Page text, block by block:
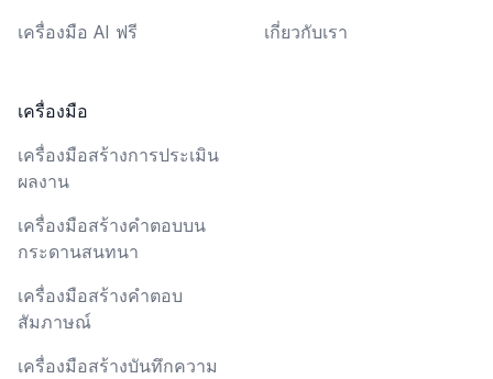
เครื่องมือ AI ฟรี
เครื่องมือ
เครื่องมือสร้างการประเมิน
ผลงาน
เครื่องมือสร้างคำตอบบน
กระดานสนทนา
เครื่องมือสร้างคำตอบ
สัมภาษณ์
เครื่องมือสร้างบันทึกความ
เกี่ยวกับเรา